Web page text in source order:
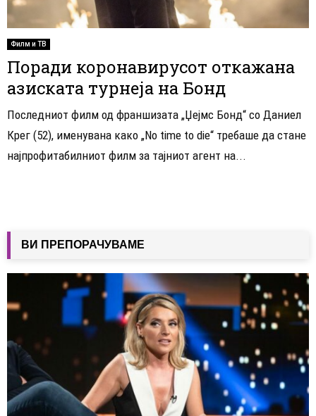
Филм и ТВ
Поради коронавирусот откажана
азиската турнеја на Бонд
Последниот филм од франшизата „Џејмс Бонд“ со Даниел
Крег (52), именувана како „No time to die“ требаше да стане
најпрофитабилниот филм за тајниот агент на...
ВИ ПРЕПОРАЧУВАМЕ